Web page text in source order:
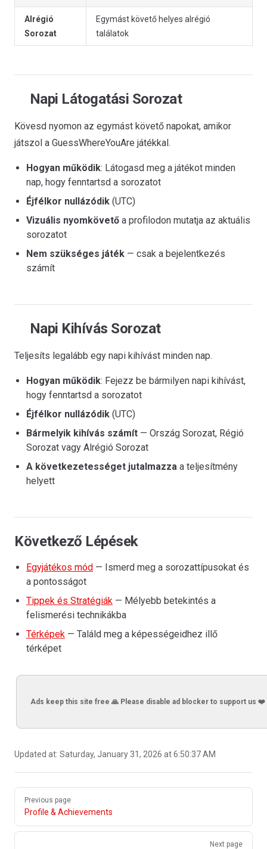
Alrégió
Sorozat
Egymást követő helyes alrégió
találatok
Napi Látogatási Sorozat
Kövesd nyomon az egymást követő napokat, amikor
játszol a GuessWhereYouAre játékkal.
Hogyan működik: Látogasd meg a játékot minden
nap, hogy fenntartsd a sorozatot
Éjfélkor nullázódik (UTC)
Vizuális nyomkövető a profilodon mutatja az aktuális
sorozatot
Nem szükséges játék — csak a bejelentkezés
számít
Napi Kihívás Sorozat
Teljesíts legalább egy napi kihívást minden nap.
Hogyan működik: Fejezz be bármilyen napi kihívást,
hogy fenntartsd a sorozatot
Éjfélkor nullázódik (UTC)
Bármelyik kihívás számít — Ország Sorozat, Régió
Sorozat vagy Alrégió Sorozat
A következetességet jutalmazza a teljesítmény
helyett
Következő Lépések
Egyjátékos mód — Ismerd meg a sorozattípusokat és
a pontosságot
Tippek és Stratégiák — Mélyebb betekintés a
felismerési technikákba
Térképek — Találd meg a képességeidhez illő
térképet
Ads keep this site free 🙏 Please disable ad blocker to support us ❤️
Updated at: Saturday, January 31, 2026 at 6:50:37 AM
Pager
Previous page
Profile & Achievements
Next page